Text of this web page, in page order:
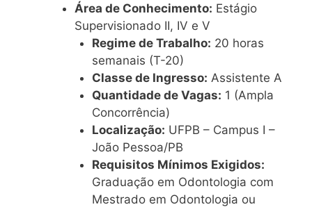
Área de Conhecimento: Estágio
Supervisionado II, IV e V
Regime de Trabalho: 20 horas
semanais (T-20)
Classe de Ingresso: Assistente A
Quantidade de Vagas: 1 (Ampla
Concorrência)
Localização: UFPB – Campus I –
João Pessoa/PB
Requisitos Mínimos Exigidos:
Graduação em Odontologia com
Mestrado em Odontologia ou